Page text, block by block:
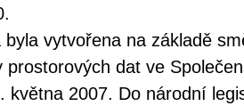
byla vytvořena na základě
prostorových dat ve
května 2007. Do národní